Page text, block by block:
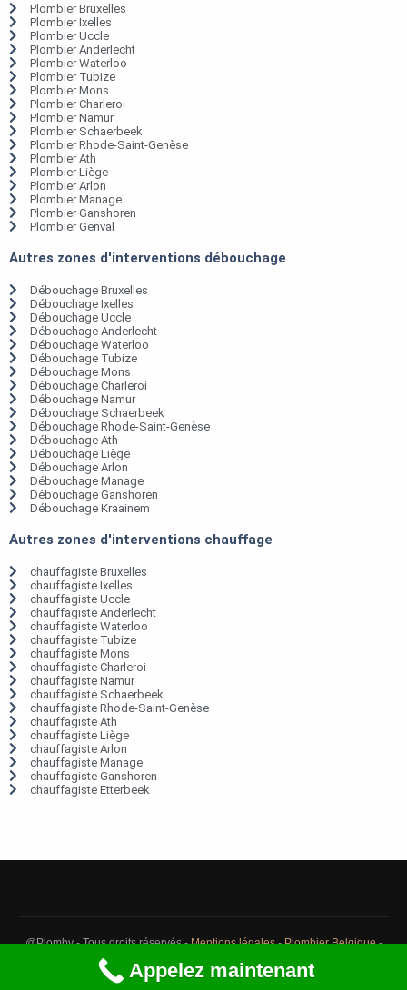
Plombier Bruxelles
Plombier Ixelles
Plombier Uccle
Plombier Anderlecht
Plombier Waterloo
Plombier Tubize
Plombier Mons
Plombier Charleroi
Plombier Namur
Plombier Schaerbeek
Plombier Rhode-Saint-Genèse
Plombier Ath
Plombier Liège
Plombier Arlon
Plombier Manage
Plombier Ganshoren
Plombier Genval
Autres zones d'interventions débouchage
Débouchage Bruxelles
Débouchage Ixelles
Débouchage Uccle
Débouchage Anderlecht
Débouchage Waterloo
Débouchage Tubize
Débouchage Mons
Débouchage Charleroi
Débouchage Namur
Débouchage Schaerbeek
Débouchage Rhode-Saint-Genèse
Débouchage Ath
Débouchage Liège
Débouchage Arlon
Débouchage Manage
Débouchage Ganshoren
Débouchage Kraainem
Autres zones d'interventions chauffage
chauffagiste Bruxelles
chauffagiste Ixelles
chauffagiste Uccle
chauffagiste Anderlecht
chauffagiste Waterloo
chauffagiste Tubize
chauffagiste Mons
chauffagiste Charleroi
chauffagiste Namur
chauffagiste Schaerbeek
chauffagiste Rhode-Saint-Genèse
chauffagiste Ath
chauffagiste Liège
chauffagiste Arlon
chauffagiste Manage
chauffagiste Ganshoren
chauffagiste Etterbeek
@Plomby - Tous droits réservés -Mentions légales-Plombier Belgique-
Débouchage Belgique
Appelez maintenant